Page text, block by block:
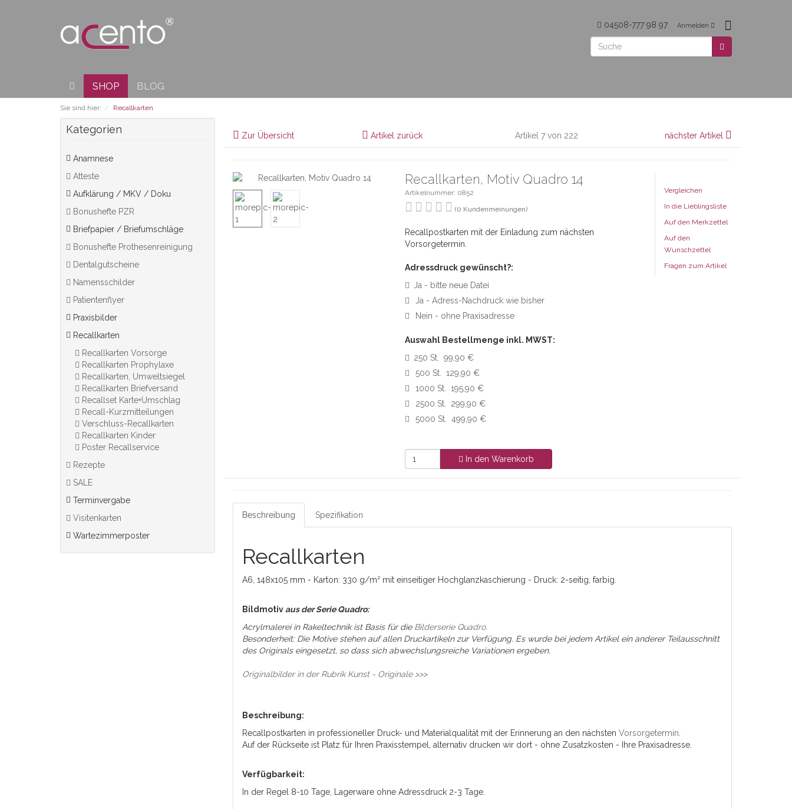
04508-777 98 97 Anmelden
SHOP BLOG
Sie sind hier: Recallkarten
Kategorien
Anamnese
Atteste
Aufklärung / MKV / Doku
Bonushefte PZR
Briefpapier / Briefumschläge
Bonushefte Prothesenreinigung
Dentalgutscheine
Namensschilder
Patientenflyer
Praxisbilder
Recallkarten
Recallkarten Vorsorge
Recallkarten Prophylaxe
Recallkarten, Umweltsiegel
Recallkarten Briefversand
Recallset Karte+Umschlag
Recall-Kurzmitteilungen
Verschluss-Recallkarten
Recallkarten Kinder
Poster Recallservice
Rezepte
SALE
Terminvergabe
Visitenkarten
Wartezimmerposter
Zur Übersicht Artikel zurück Artikel 7 von 222 nächster Artikel
Recallkarten, Motiv Quadro 14
Artikelnummer: 0852
(0 Kundenmeinungen)
Recallpostkarten mit der Einladung zum nächsten
Vorsorgetermin.
Adressdruck gewünscht?:
Ja - bitte neue Datei
Ja - Adress-Nachdruck wie bisher
Nein - ohne Praxisadresse
Auswahl Bestellmenge inkl. MWST:
250 St. 99,90 €
500 St. 129,90 €
1000 St. 195,90 €
2500 St. 299,90 €
5000 St. 499,90 €
In den Warenkorb
Vergleichen
In die Lieblingsliste
Auf den Merkzettel
Auf den
Wunschzettel
Fragen zum Artikel
Beschreibung Spezifikation
Recallkarten
A6, 148x105 mm - Karton: 330 g/m² mit einseitiger Hochglanzkaschierung - Druck: 2-seitig, farbig.
Bildmotivaus der Serie Quadro:
Acrylmalerei in Rakeltechnik ist Basis für die Bilderserie Quadro.
Besonderheit: Die Motive stehen auf allen Druckartikeln zur Verfügung. Es wurde bei jedem Artikel ein anderer Teilausschnitt
des Originals eingesetzt, so dass sich abwechslungsreiche Variationen ergeben.
Originalbilder in der Rubrik Kunst - Originale >>>
Beschreibung:
Recallpostkarten in professioneller Druck- und Materialqualität mit der Erinnerung an den nächsten Vorsorgetermin
Auf der Rückseite ist Platz für Ihren Praxisstempel, alternativ drucken wir dort - ohne Zusatzkosten - Ihre Praxisadresse.
Verfügbarkeit:
In der Regel 8-10 Tage, Lagerware ohne Adressdruck 2-3 Tage.